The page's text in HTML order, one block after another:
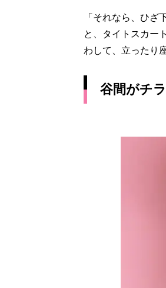
「それなら、ひ
と、タイトスカー
わして、立ったり
谷間がチ